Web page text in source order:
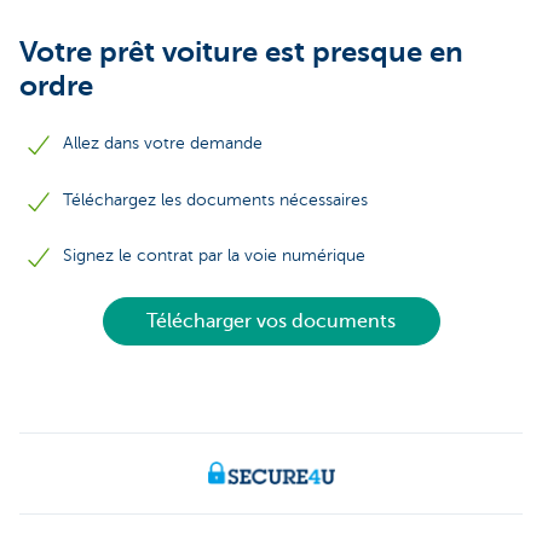
Votre prêt voiture est presque en
ordre
Allez dans votre demande
Téléchargez les documents nécessaires
Signez le contrat par la voie numérique
Télécharger vos documents